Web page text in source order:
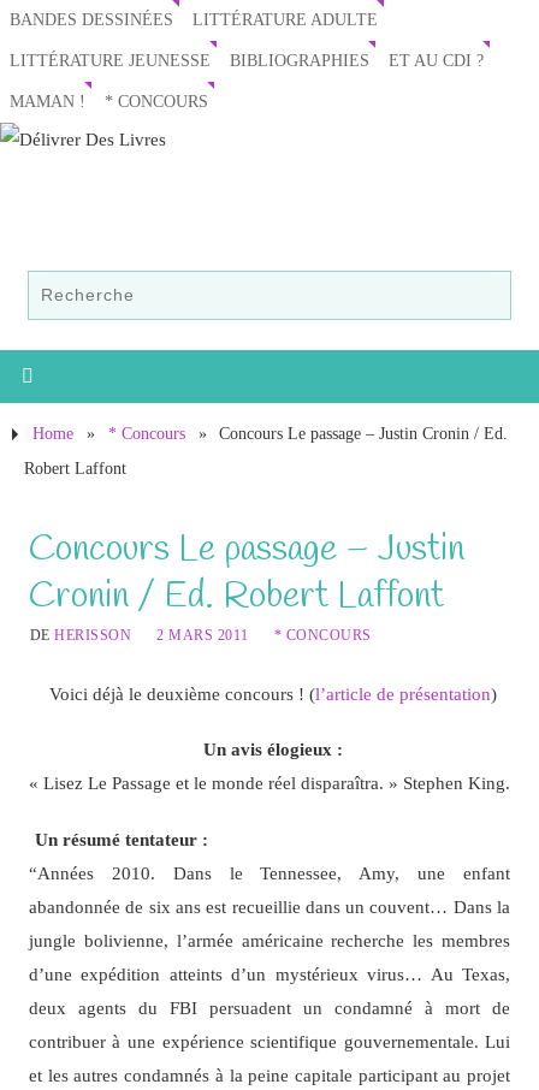
BANDES DESSINÉES LITTÉRATURE ADULTE
LITTÉRATURE JEUNESSE BIBLIOGRAPHIES ET AU CDI ?
MAMAN ! * CONCOURS
Home » * Concours »
Concours Le passage – Justin Cronin / Ed.
Robert Laffont
Concours Le passage – Justin
Cronin / Ed. Robert Laffont
DEHERISSON 2 MARS 2011 * CONCOURS
Voici déjà le deuxième concours ! (l’article de présentation)
Un avis élogieux :
« Lisez Le Passage et le monde réel disparaîtra. » Stephen King.
Un résumé tentateur :
“Années 2010. Dans le Tennessee, Amy, une enfant
abandonnée de six ans est recueillie dans un couvent… Dans la
jungle bolivienne, l’armée américaine recherche les membres
d’une expédition atteints d’un mystérieux virus… Au Texas,
deux agents du FBI persuadent un condamné à mort de
contribuer à une expérience scientifique gouvernementale. Lui
et les autres condamnés à la peine capitale participant au projet